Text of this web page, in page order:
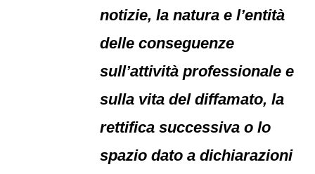
notizie, la natura e l’entità
delle conseguenze
sull’attività professionale e
sulla vita del diffamato, la
rettifica successiva o lo
spazio dato a dichiarazioni